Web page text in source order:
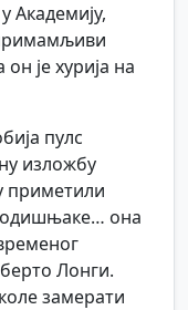
Академију,
је хурија на
пулс
изложбу
приметили
она
Лонги.
замерати